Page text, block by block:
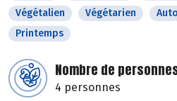
Végétalien
Végétarien
Printemps
Nombre de
4 personnes